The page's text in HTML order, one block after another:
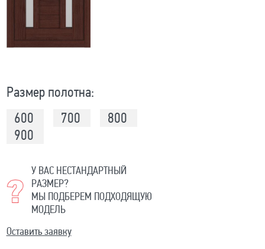
Размер полотна:
600
700
800
900
У ВАС НЕСТАНДАРТНЫЙ
РАЗМЕР?
МЫ ПОДБЕРЕМ ПОДХОДЯЩУЮ
МОДЕЛЬ
Оставить заявку